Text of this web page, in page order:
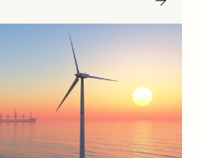
de ministers Kaag…